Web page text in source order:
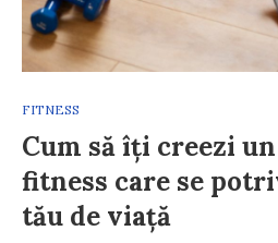
FITNESS
Cum să îți creezi
fitness care se
tău de viață